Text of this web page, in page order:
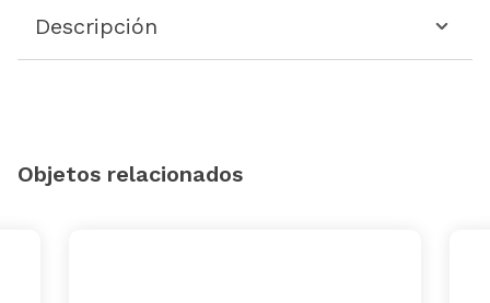
Descripción
Objetos relacionados